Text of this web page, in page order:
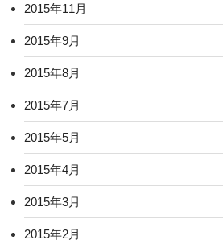
2015年11月
2015年9月
2015年8月
2015年7月
2015年5月
2015年4月
2015年3月
2015年2月